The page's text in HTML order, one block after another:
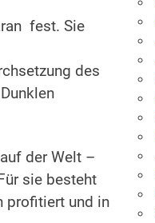
fest. Sie
des
der Welt –
sie besteht
profitiert und in